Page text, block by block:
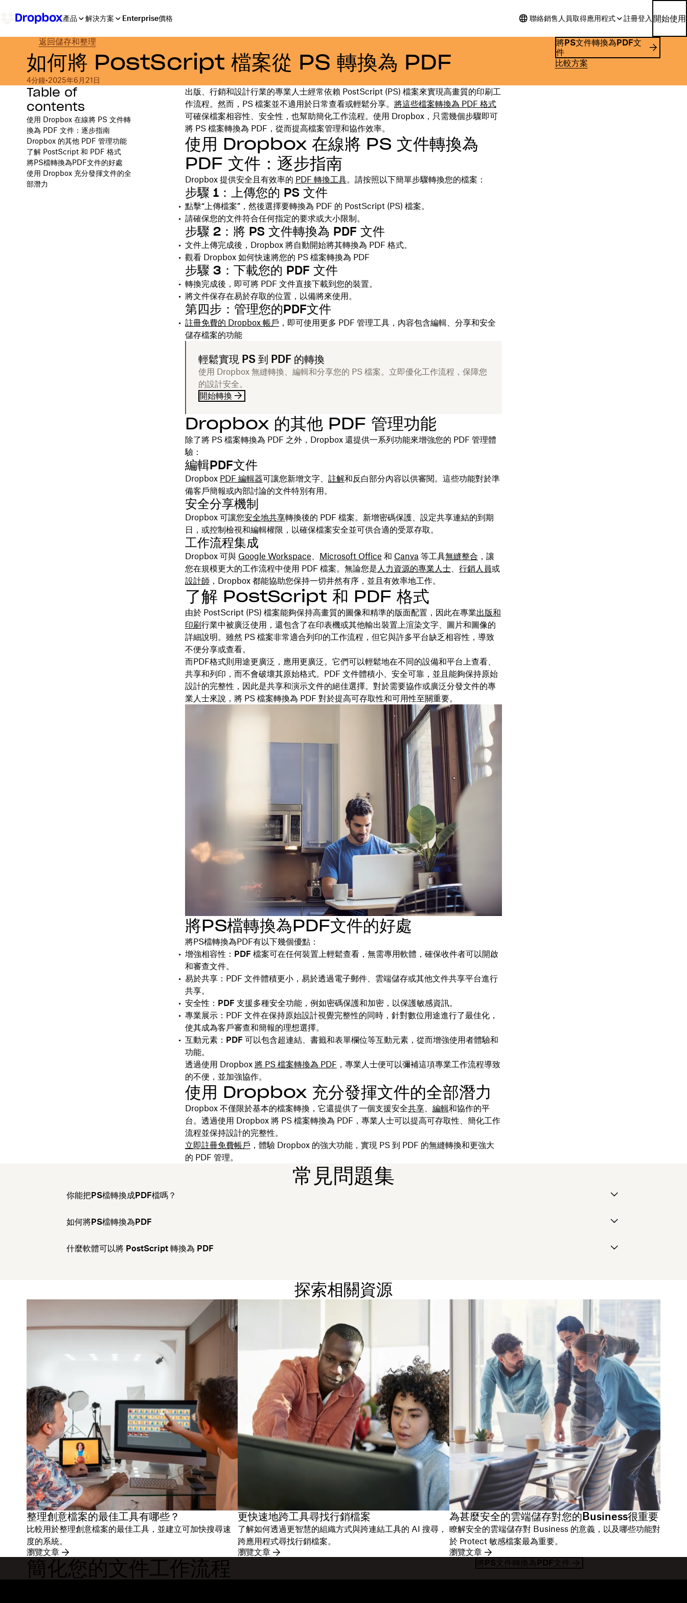
產品 解決方案 Enterprise價格 聯絡銷售人員取得應用程式 註冊登入 開始使用
返回儲存和整理
如何將 PostScript 檔案從 PS 轉換為 PDF
4分鐘•2025年6月21日
將PS文件轉換為PDF文
件
比較方案
Table of
contents
使用 Dropbox 在線將 PS 文件轉
換為 PDF 文件：逐步指南
Dropbox 的其他 PDF 管理功能
了解 PostScript 和 PDF 格式
將PS檔轉換為PDF文件的好處
使用 Dropbox 充分發揮文件的全
部潛力
出版、行銷和設計行業的專業人士經常依賴 PostScript (PS) 檔案來實現高畫質的印刷工
作流程。然而，PS 檔案並不適用於日常查看或輕鬆分享。 將這些檔案轉換為 PDF 格式
可確保檔案相容性、安全性，也幫助簡化工作流程。使用 Dropbox，只需幾個步驟即可
將 PS 檔案轉換為 PDF，從而提高檔案管理和協作效率。
使用 Dropbox 在線將 PS 文件轉換為
PDF 文件：逐步指南
Dropbox 提供安全且有效率的 PDF 轉換工具。請按照以下簡單步驟轉換您的檔案：
步驟 1：上傳您的 PS 文件
點擊“上傳檔案”，然後選擇要轉換為 PDF 的 PostScript (PS) 檔案。
請確保您的文件符合任何指定的要求或大小限制。
步驟 2：將 PS 文件轉換為 PDF 文件
文件上傳完成後，Dropbox 將自動開始將其轉換為 PDF 格式。
觀看 Dropbox 如何快速將您的 PS 檔案轉換為 PDF
步驟 3：下載您的 PDF 文件
轉換完成後，即可將 PDF 文件直接下載到您的裝置。
將文件保存在易於存取的位置，以備將來使用。
第四步：管理您的PDF文件
註冊免費的 Dropbox 帳戶 ，即可使用更多 PDF 管理工具，內容包含編輯、分享和安全
儲存檔案的功能
輕鬆實現 PS 到 PDF 的轉換
使用 Dropbox 無縫轉換、編輯和分享您的 PS 檔案。立即優化工作流程，保障您
的設計安全。
開始轉換
Dropbox 的其他 PDF 管理功能
除了將 PS 檔案轉換為 PDF 之外，Dropbox 還提供一系列功能來增強您的 PDF 管理體
驗：
編輯PDF文件
Dropbox PDF 編輯器可讓您新增文字、 註解和反白部分內容以供審閱。這些功能對於準
備客戶簡報或內部討論的文件特別有用。
安全分享機制
Dropbox 可讓您安全地共享轉換後的 PDF 檔案。新增密碼保護、設定共享連結的到期
日，或控制檢視和編輯權限，以確保檔案安全並可供合適的受眾存取。
工作流程集成
Dropbox 可與 Google Workspace Microsoft Office 和 Canva 等工具無縫整合 ，讓
您在規模更大的工作流程中使用 PDF 檔案。無論您是 人力資源的專業人士、 行銷人員或
設計師 ，Dropbox 都能協助您保持一切井然有序，並且有效率地工作。
了解 PostScript 和 PDF 格式
由於 PostScript (PS) 檔案能夠保持高畫質的圖像和精準的版面配置，因此在專業出版和
印刷行業中被廣泛使用，還包含了在印表機或其他輸出裝置上渲染文字、圖片和圖像的
詳細說明。雖然 PS 檔案非常適合列印的工作流程，但它與許多平台缺乏相容性，導致
不便分享或查看。
而PDF格式則用途更廣泛，應用更廣泛。它們可以輕鬆地在不同的設備和平台上查看、
共享和列印，而不會破壞其原始格式。PDF 文件體積小、安全可靠，並且能夠保持原始
設計的完整性，因此是共享和演示文件的絕佳選擇。對於需要協作或廣泛分發文件的專
業人士來說，將 PS 檔案轉換為 PDF 對於提高可存取性和可用性至關重要。
將PS檔轉換為PDF文件的好處
將PS檔轉換為PDF有以下幾個優點：
增強相容性：PDF 檔案可在任何裝置上輕鬆查看，無需專用軟體，確保收件者可以開啟
和審查文件。
易於共享：PDF 文件體積更小，易於透過電子郵件、雲端儲存或其他文件共享平台進行
共享。
安全性：PDF 支援多種安全功能，例如密碼保護和加密，以保護敏感資訊。
專業展示：PDF 文件在保持原始設計視覺完整性的同時，針對數位用途進行了最佳化，
使其成為客戶審查和簡報的理想選擇。
互動元素：PDF 可以包含超連結、書籤和表單欄位等互動元素，從而增強使用者體驗和
功能。
透過使用 Dropbox 將 PS 檔案轉換為 PDF ，專業人士便可以彌補這項專業工作流程導致
的不便，並加強協作。
使用 Dropbox 充分發揮文件的全部潛力
Dropbox 不僅限於基本的檔案轉換，它還提供了一個支援安全共享、 編輯和協作的平
台。透過使用 Dropbox 將 PS 檔案轉換為 PDF，專業人士可以提高可存取性、簡化工作
流程並保持設計的完整性。
立即註冊免費帳戶 ，體驗 Dropbox 的強大功能，實現 PS 到 PDF 的無縫轉換和更強大
的 PDF 管理。
常見問題集
你能把PS檔轉換成PDF檔嗎？
如何將PS檔轉換為PDF
什麼軟體可以將 PostScript 轉換為 PDF
探索相關資源
整理創意檔案的最佳工具有哪些？
比較用於整理創意檔案的最佳工具，並建立可加快搜尋速
度的系統。
瀏覽文章
更快速地跨工具尋找行銷檔案
了解如何透過更智慧的組織方式與跨連結工具的 AI 搜尋，
跨應用程式尋找行銷檔案。
瀏覽文章
為甚麼安全的雲端儲存對您的Business很重要
瞭解安全的雲端儲存對 Business 的意義，以及哪些功能對
於 Protect 敏感檔案最為重要。
瀏覽文章
簡化您的文件工作流程 將PS文件轉換為PDF文件